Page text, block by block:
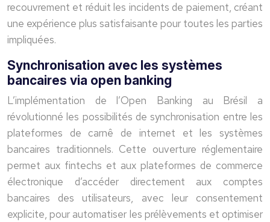
recouvrement et réduit les incidents de paiement, créant
une expérience plus satisfaisante pour toutes les parties
impliquées.
Synchronisation avec les systèmes
bancaires via open banking
L’implémentation de l’Open Banking au Brésil a
révolutionné les possibilités de synchronisation entre les
plateformes de carnê de internet et les systèmes
bancaires traditionnels. Cette ouverture réglementaire
permet aux fintechs et aux plateformes de commerce
électronique d’accéder directement aux comptes
bancaires des utilisateurs, avec leur consentement
explicite, pour automatiser les prélèvements et optimiser